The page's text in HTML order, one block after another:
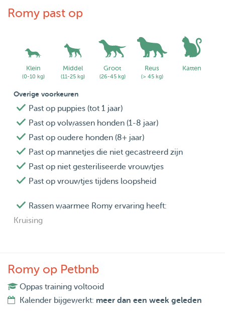
Romy past op
Klein
(0-10 kg)
Middel
(11-25 kg)
Groot
(26-45 kg)
Reus
(> 45 kg)
Katten
Overige voorkeuren
Past op puppies (tot 1 jaar)
Past op volwassen honden (1-8 jaar)
Past op oudere honden (8+ jaar)
Past op mannetjes die niet gecastreerd zijn
Past op niet gesteriliseerde vrouwtjes
Past op vrouwtjes tijdens loopsheid
Rassen waarmee Romy ervaring heeft:
Kruising
Romy op Petbnb
Oppas training voltooid
Kalender bijgewerkt: meer dan een week geleden